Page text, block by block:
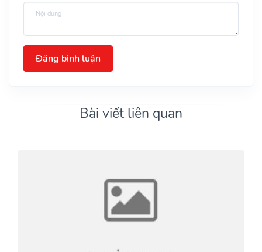
Đăng bình luận
Bài viết liên quan